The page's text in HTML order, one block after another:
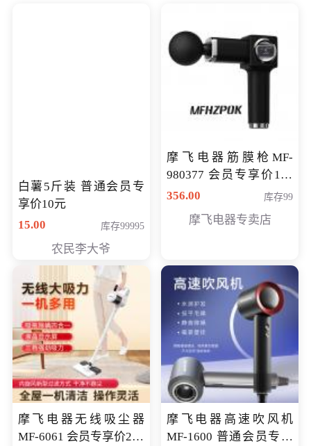
白薯5斤装 普通会员专
享价10元
15.00
库存99995
农民李大爷
摩飞电器筋膜枪MF-
980377 会员专享价199
元
356.00 库存99
摩飞电器专卖店
摩飞电器无线吸尘器
MF-6061 会员专享价299
摩飞电器高速吹风机
MF-1600 普通会员专享